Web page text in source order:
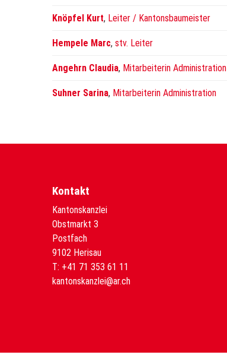
Knöpfel Kurt, Leiter / Kantonsbaumeister
Hempele Marc, stv. Leiter
Angehrn Claudia, Mitarbeiterin Administration
Suhner Sarina, Mitarbeiterin Administration
Kontakt
Kantonskanzlei
Obstmarkt 3
Postfach
9102 Herisau
T: +41 71 353 61 11
kantonskanzlei@ar.ch